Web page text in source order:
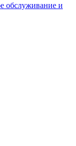
обслуживание и